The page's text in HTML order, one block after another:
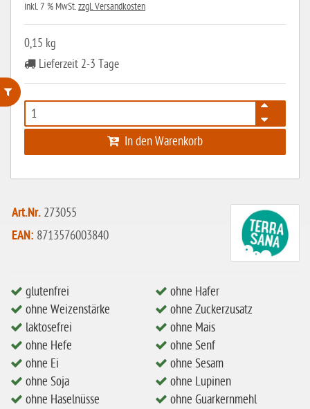
ohne Weizenstärke
ohne Soja
vegan
ohne Erdnüsse
eiweißarm / PKU
ohne Mandeln
ohne Milch
inkl. 7 % MwSt.zzgl. Versandkosten
0,15 kg
Lieferzeit 2-3 Tage
In den Warenkorb
Art.Nr. 273055
EAN: 8713576003840
glutenfrei
ohne Weizenstärke
laktosefrei
ohne Hefe
ohne Ei
ohne Soja
ohne Haselnüsse
ohne Hafer
ohne Zuckerzusatz
ohne Mais
ohne Senf
ohne Sesam
ohne Lupinen
ohne Guarkernmehl